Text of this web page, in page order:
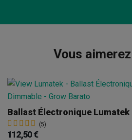
Vous
(5)
112,50 €